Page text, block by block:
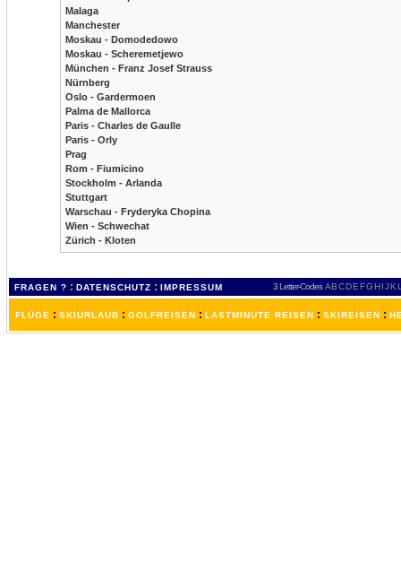
Malaga
Manchester
Moskau - Domodedowo
Moskau - Scheremetjewo
München - Franz Josef Strauss
Nürnberg
Oslo - Gardermoen
Palma de Mallorca
Paris - Charles de Gaulle
Paris - Orly
Prag
Rom - Fiumicino
Stockholm - Arlanda
Stuttgart
Warschau - Fryderyka Chopina
Wien - Schwechat
Zürich - Kloten
FRAGEN ? : DATENSCHUTZ : IMPRESSUM 3 Letter-Codes ABCDEFGH IJKL
FLÜGE : SKIURLAUB : GOLFREISEN : LASTMINUTE REISEN : SKIREISEN :